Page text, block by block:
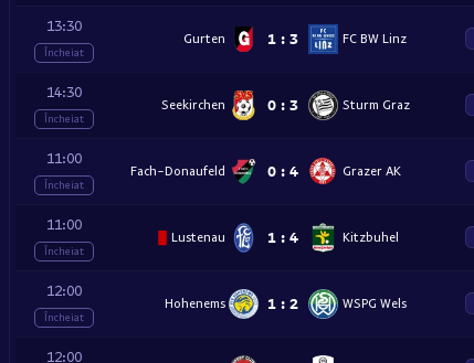
13:30
Încheiat
Gurten 1 : 3 FC BW Linz
14:30
Încheiat
Seekirchen 0 : 3 Sturm Graz
11:00
Încheiat
Fach-Donaufeld 0 : 4 Grazer AK
11:00
Încheiat
Lustenau 1 : 4 Kitzbuhel
12:00
Încheiat
Hohenems 1 : 2 WSPG Wels
12:00